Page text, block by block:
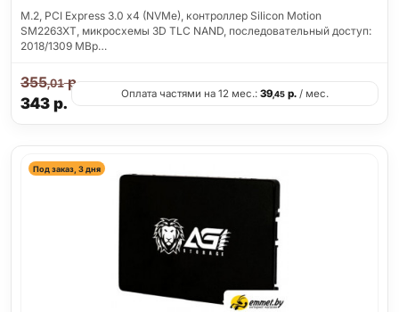
M.2, PCI Express 3.0 x4 (NVMe), контроллер Silicon Motion
SM2263XT, микросхемы 3D TLC NAND, последовательный доступ:
2018/1309 MBp…
343р.
355,01р.
Оплата частями на 12 мес.: 39,45р./ мес.
Под заказ, 3 дня